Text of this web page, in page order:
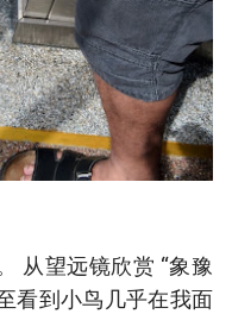
从望远镜欣赏 “象豫
看到小鸟几乎在我面